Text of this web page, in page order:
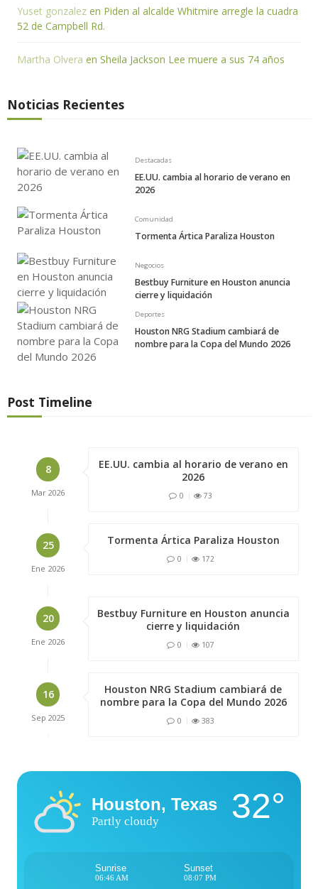
Yuset gonzalez en Piden al alcalde Whitmire arregle la cuadra
52 de Campbell Rd.
Martha Olvera en Sheila Jackson Lee muere a sus 74 años
Noticias Recientes
Destacadas
EE.UU. cambia al horario de verano en
2026
Comunidad
Tormenta Ártica Paraliza Houston
Negocios
Bestbuy Furniture en Houston anuncia
cierre y liquidación
Deportes
Houston NRG Stadium cambiará de
nombre para la Copa del Mundo 2026
Post Timeline
8
Mar 2026
EE.UU. cambia al horario de verano en
2026
0 73
25
Ene 2026
Tormenta Ártica Paraliza Houston
0 172
20
Ene 2026
Bestbuy Furniture en Houston anuncia
cierre y liquidación
0 107
16
Sep 2025
Houston NRG Stadium cambiará de
nombre para la Copa del Mundo 2026
0 383
Houston, Texas
Partly cloudy 32°
Sunrise
06:46 AM
Sunset
08:07 PM